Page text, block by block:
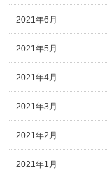
2021年6月
2021年5月
2021年4月
2021年3月
2021年2月
2021年1月